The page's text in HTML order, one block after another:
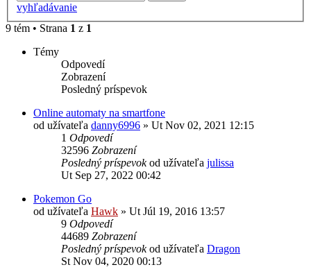
vyhľadávanie
9 tém • Strana 1 z 1
Témy
Odpovedí
Zobrazení
Posledný príspevok
Online automaty na smartfone
od užívateľa danny6996 » Ut Nov 02, 2021 12:15
1 Odpovedí
32596 Zobrazení
Posledný príspevokod užívateľa julissa
Ut Sep 27, 2022 00:42
Pokemon Go
od užívateľa Hawk » Ut Júl 19, 2016 13:57
9 Odpovedí
44689 Zobrazení
Posledný príspevokod užívateľa Dragon
St Nov 04, 2020 00:13